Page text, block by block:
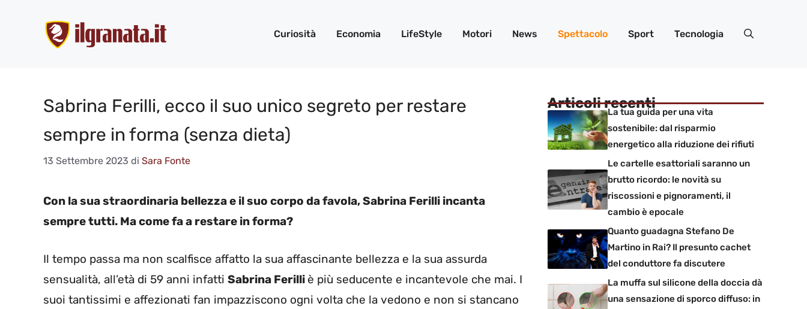
contenuto
Curiosità Economia LifeStyle Motori News Spettacolo Sport Tecnologia
Sabrina Ferilli, ecco il suo unico segreto per restare
sempre in forma (senza dieta)
13 Settembre 2023 di Sara Fonte
Con la sua straordinaria bellezza e il suo corpo da favola, Sabrina Ferilli incanta
sempre tutti. Ma come fa a restare in forma?
Il tempo passa ma non scalfisce affatto la sua affascinante bellezza e la sua assurda
sensualità, all’età di 59 anni infatti Sabrina Ferilli è più seducente e incantevole che mai. I
suoi tantissimi e affezionati fan impazziscono ogni volta che la vedono e non si stancano
Articoli recenti
La tua guida per una vita
sostenibile: dal risparmio
energetico alla riduzione dei rifiuti
Le cartelle esattoriali saranno un
brutto ricordo: le novità su
riscossioni e pignoramenti, il
cambio è epocale
Quanto guadagna Stefano De
Martino in Rai? Il presunto cachet
del conduttore fa discutere
La muffa sul silicone della doccia dà
una sensazione di sporco diffuso: in